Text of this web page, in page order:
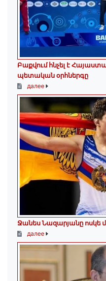
Բաքվում հնչել է
պետական օրհներգը
далее
Ջանես Նազարյանը ոսկե
далее